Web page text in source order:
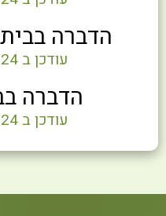
הדברה
עודכן ב 15/07/24 12:31
הדברה
עודכן ב 15/07/24 12:30